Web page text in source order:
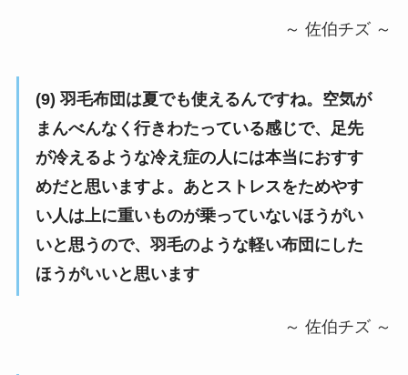
～ 佐伯チズ ～
(9) 羽毛布団は夏でも使えるんですね。空気が
まんべんなく行きわたっている感じで、足先
が冷えるような冷え症の人には本当におすす
めだと思いますよ。あとストレスをためやす
い人は上に重いものが乗っていないほうがい
いと思うので、羽毛のような軽い布団にした
ほうがいいと思います
～ 佐伯チズ ～